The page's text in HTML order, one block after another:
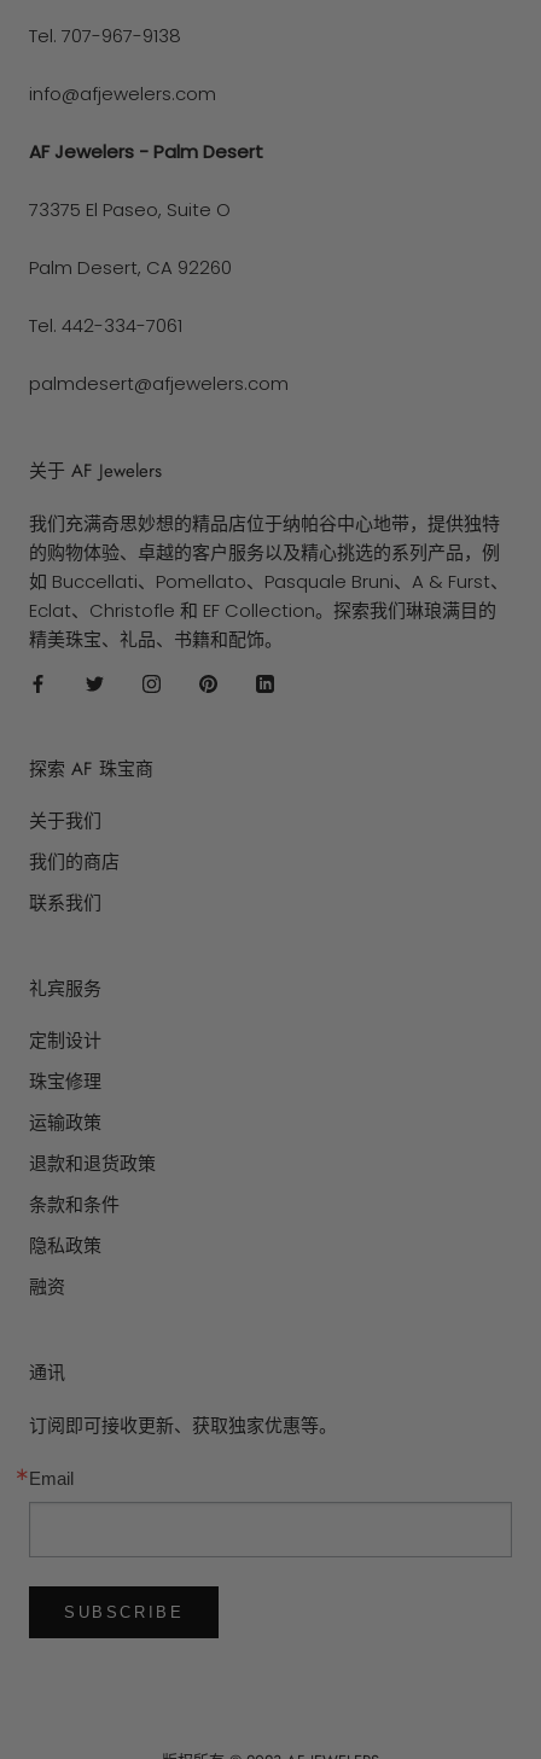
Tel. 707-967-9138
info@afjewelers.com
AF Jewelers - Palm Desert
73375 El Paseo, Suite O
Palm Desert, CA 92260
Tel. 442-334-7061
palmdesert@afjewelers.com
关于 AF Jewelers
我们充满奇思妙想的精品店位于纳帕谷中心地带，提供独特
的购物体验、卓越的客户服务以及精心挑选的系列产品，例
如 Buccellati、Pomellato、Pasquale Bruni、A & Furst、
Eclat、Christofle 和 EF Collection。探索我们琳琅满目的
精美珠宝、礼品、书籍和配饰。
探索 AF 珠宝商
关于我们
我们的商店
联系我们
礼宾服务
定制设计
珠宝修理
运输政策
退款和退货政策
条款和条件
隐私政策
融资
通讯
订阅即可接收更新、获取独家优惠等。
Email
SUBSCRIBE